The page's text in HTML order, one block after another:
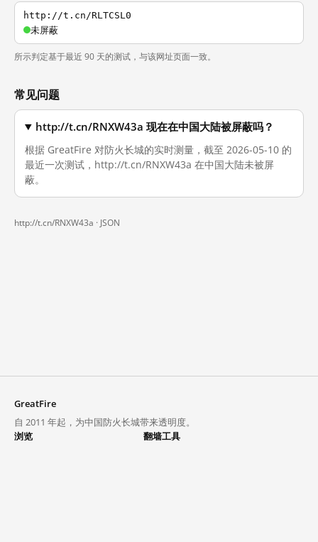
http://t.cn/RLTCSL0
未屏蔽
所示判定基于最近 90 天的测试，与该网址页面一致。
常见问题
http://t.cn/RNXW43a 现在在中国大陆被屏蔽吗？
根据 GreatFire 对防火长城的实时测量，截至 2026-05-10 的
最近一次测试，http://t.cn/RNXW43a 在中国大陆未被屏
蔽。
http://t.cn/RNXW43a · JSON
GreatFire
自 2011 年起，为中国防火长城带来透明度。
浏览
翻墙工具